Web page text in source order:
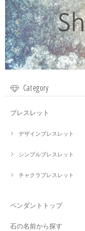
Category
ブレスレット
デザインブレスレット
シンプルブレスレット
チャクラブレスレット
ペンダントトップ
石の名前から探す